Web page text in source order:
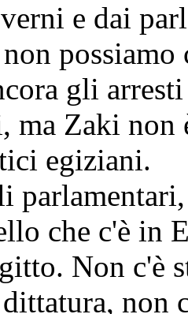
e dai
gli
ma Zaki
egiziani.
che c'è in
Non c'è
non